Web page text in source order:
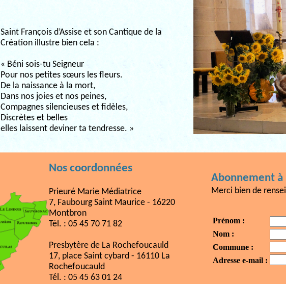
Saint François d’Assise et son Cantique de la
Création illustre bien cela :
« Béni sois-tu Seigneur
Pour nos petites sœurs les fleurs.
De la naissance à la mort,
Dans nos joies et nos peines,
Compagnes silencieuses et fidèles,
Discrètes et belles
elles laissent deviner ta tendresse. »
Nos coordonnées
Prieuré Marie Médiatrice
7, Faubourg Saint Maurice - 16220
Montbron
Tél. : 05 45 70 71 82
Presbytère de La Rochefoucauld
17, place Saint cybard - 16110 La
Rochefoucauld
Tél. : 05 45 63 01 24
Abonnement à
Merci bien de
Prénom :
Nom :
Commune :
Adresse e-mail :